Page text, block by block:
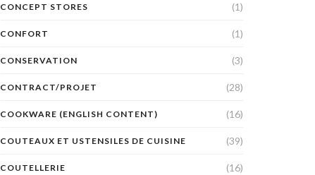
CONCEPT STORES (1)
CONFORT (1)
CONSERVATION (3)
CONTRACT/PROJET (28)
COOKWARE (ENGLISH CONTENT) (16)
COUTEAUX ET USTENSILES DE CUISINE (39)
COUTELLERIE (16)